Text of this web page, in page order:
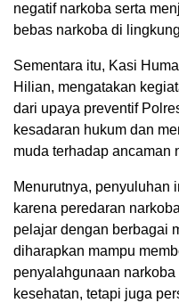
negatif narkoba serta
bebas narkoba di
Sementara itu, Kasi
Hilian, mengatakan
dari upaya preventif
kesadaran hukum dan
muda terhadap ancaman
Menurutnya, penyuluhan
karena peredaran
pelajar dengan berbagai
diharapkan mampu
penyalahgunaan
kesehatan, tetapi juga